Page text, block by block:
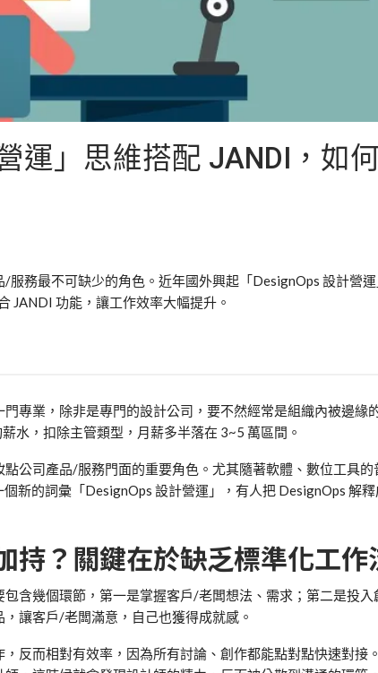
運」思維搭配 JANDI，如
/服務最不可缺少的角色。近年國外興起「DesignOps 設計營運
JANDI 功能，讓工作效率大幅提升。
專業，除非是專門的設計公司，要不然經常是組織內被邊緣
水，扣除主管類型，月薪多半落在 3~5 萬區間。
點公司產品/服務門面的重要角色。尤其隨著軟體、數位工具的
個新的詞彙「DesignOps 設計營運」，有人把 DesignOps 解
持？關鍵在於缺乏標準化工作
含幾個環節，第一是掌握客戶/老闆想法、需求；第二是投入
，讓客戶/老闆滿意，自己也獲得成就感。
反而相對有效率，因為所有討論、創作都能點對點快速對接